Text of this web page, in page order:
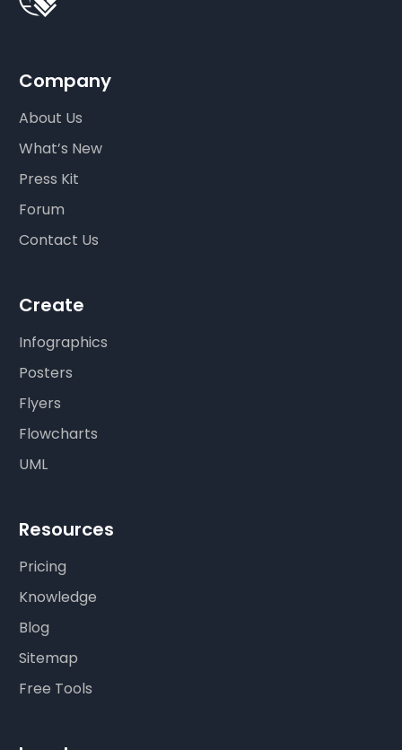
Company
About Us
What’s New
Press Kit
Forum
Contact Us
Create
Infographics
Posters
Flyers
Flowcharts
UML
Resources
Pricing
Knowledge
Blog
Sitemap
Free Tools